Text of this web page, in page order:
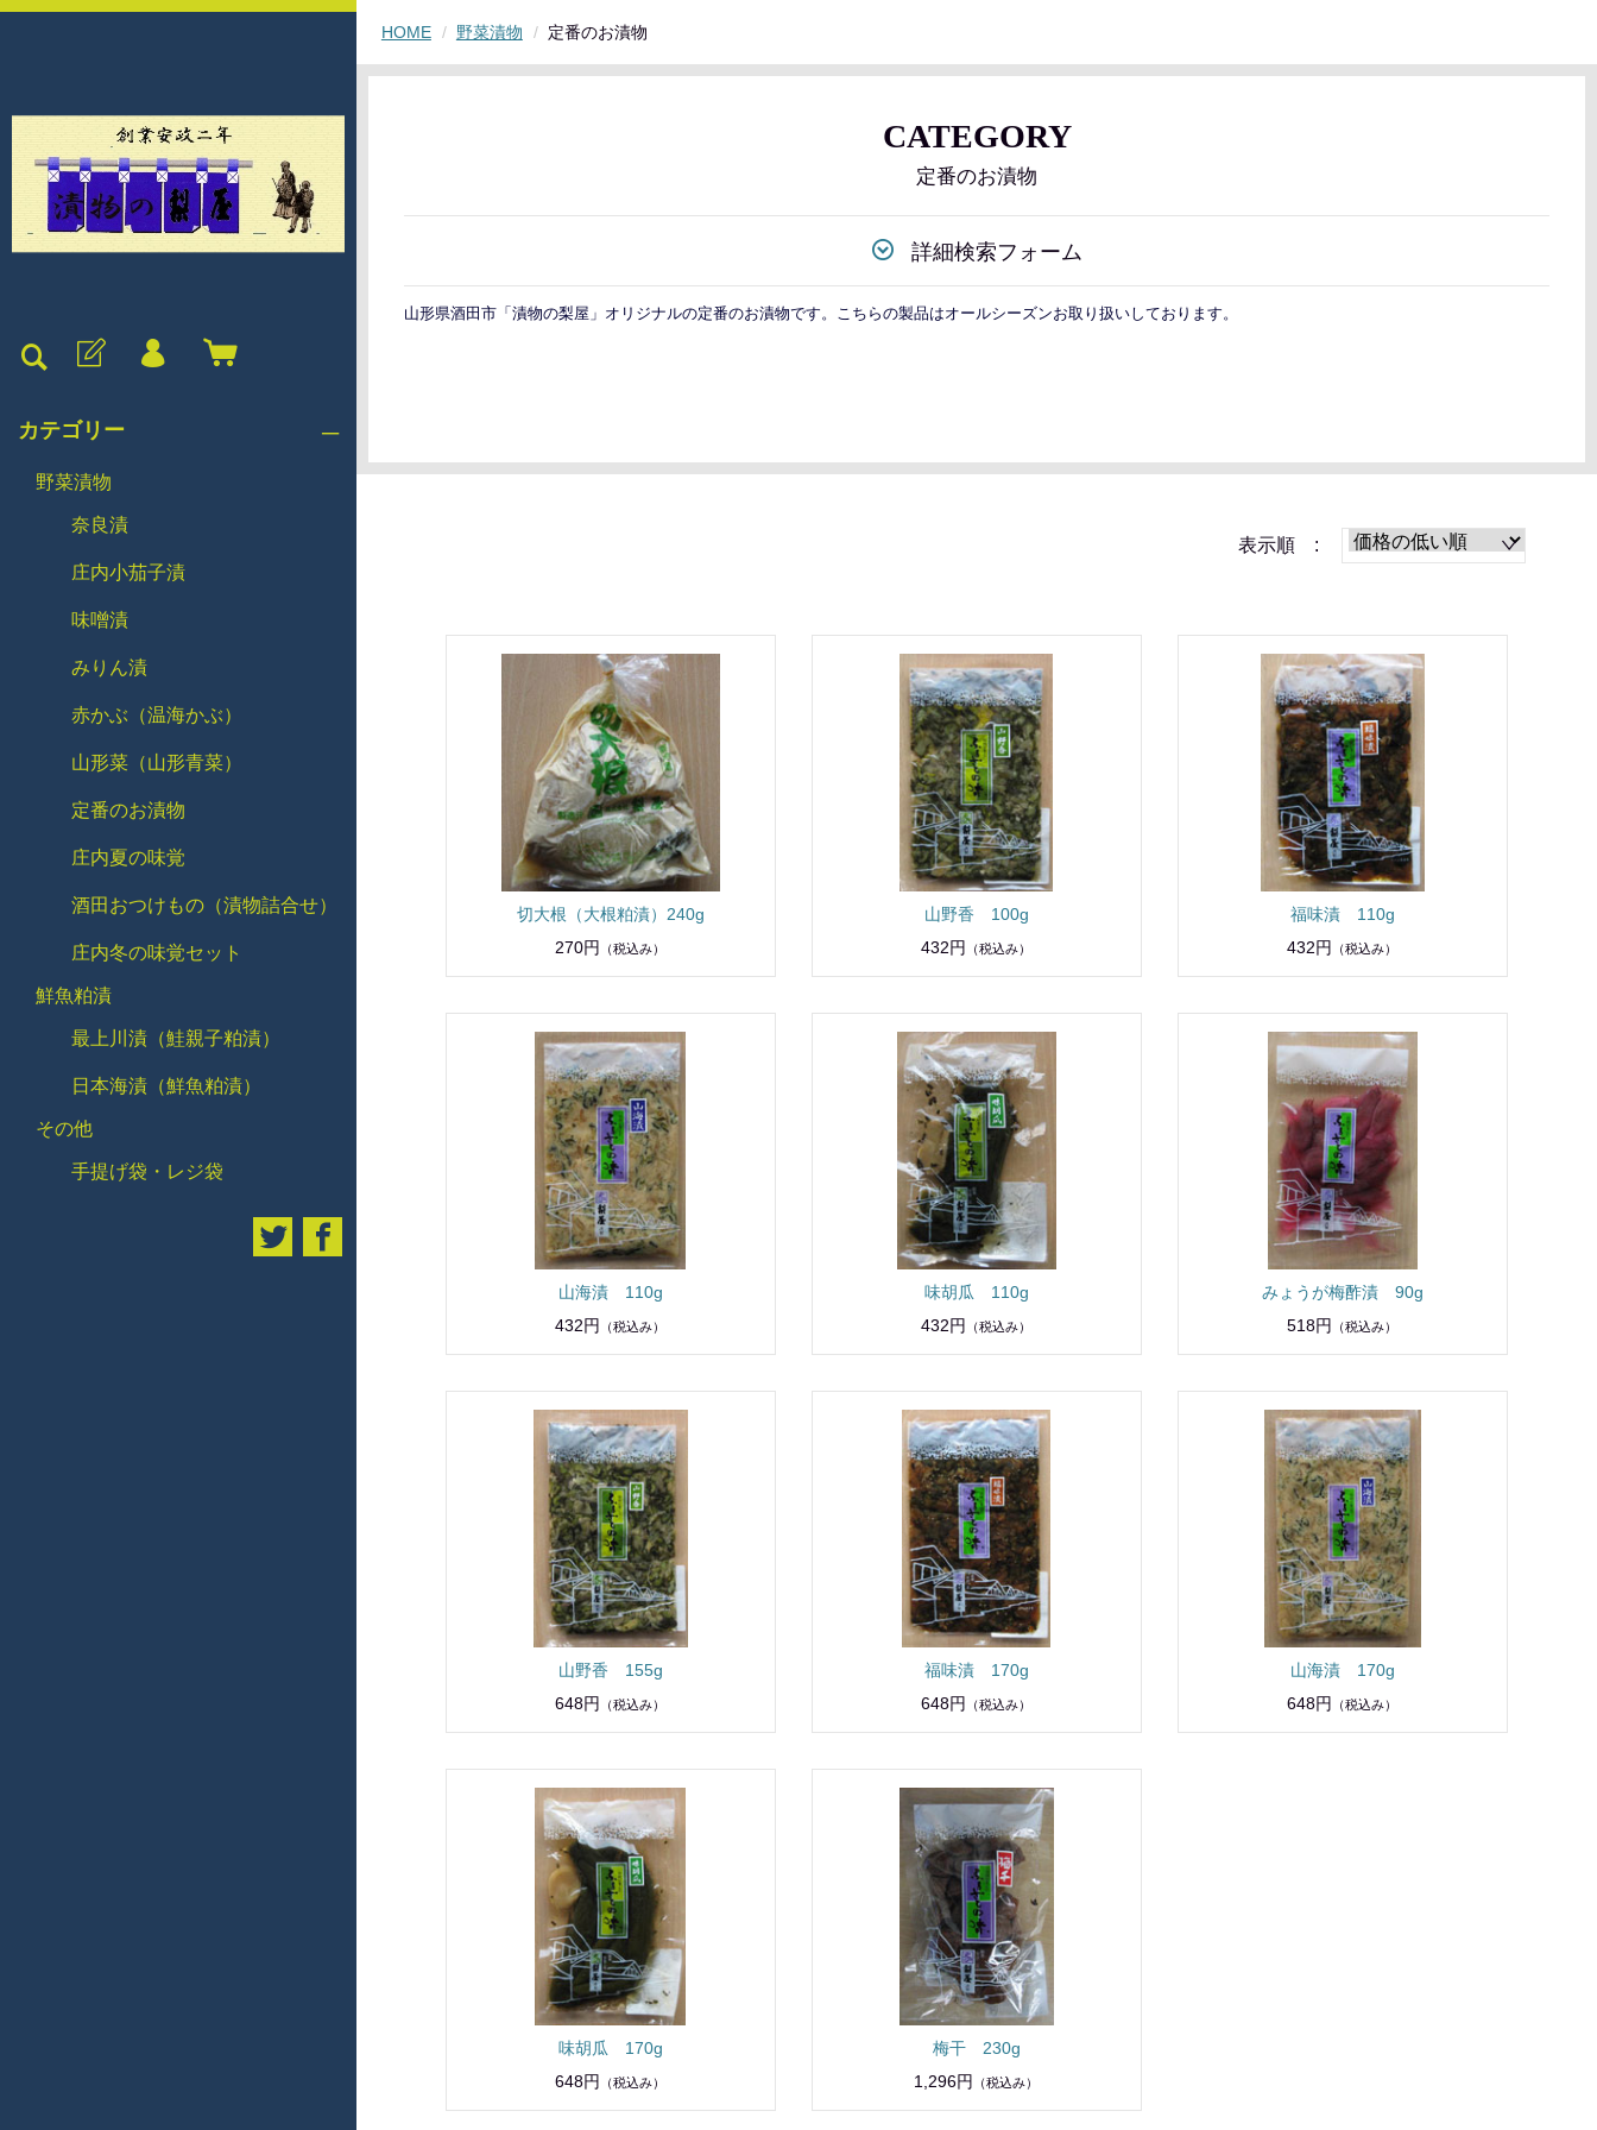
カテゴリー
野菜漬物
奈良漬
庄内小茄子漬
味噌漬
みりん漬
赤かぶ（温海かぶ）
山形菜（山形青菜）
定番のお漬物
庄内夏の味覚
酒田おつけもの（漬物詰合せ）
庄内冬の味覚セット
鮮魚粕漬
最上川漬（鮭親子粕漬）
日本海漬（鮮魚粕漬）
その他
手提げ袋・レジ袋
HOME 野菜漬物 定番のお漬物
CATEGORY
定番のお漬物
詳細検索フォーム
山形県酒田市「漬物の梨屋」オリジナルの定番のお漬物です。こちらの製品はオールシーズンお取り扱いしております。
表示順 :
切大根（大根粕漬）240g
270円
（税込み）
山野香 100g
432円
（税込み）
福味漬 110g
432円
（税込み）
山海漬 110g
432円
（税込み）
味胡瓜 110g
432円
（税込み）
みょうが梅酢漬 90g
518円
（税込み）
山野香 155g
648円
（税込み）
福味漬 170g
648円
（税込み）
山海漬 170g
648円
（税込み）
味胡瓜 170g
648円
（税込み）
梅干 230g
1,296円
（税込み）